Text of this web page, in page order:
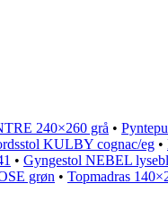
240×260 grå •
KULBY cognac/eg •
• Gyngestol NEBEL
grøn • Topmadras